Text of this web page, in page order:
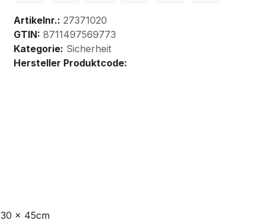
Artikelnr.: 27371020
GTIN: 8711497569773
Kategorie: Sicherheit
Hersteller Produktcode:
x 45cm